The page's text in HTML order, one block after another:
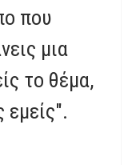
που
μια
το θέμα,